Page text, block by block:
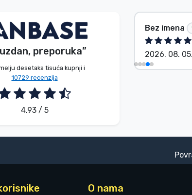
preporuka”
desetaka tisuća kupnji i
10729 recenzija
4.93 / 5
Bez imena Kupac
2026. 08. 05.
Bez imena
2026. 08. 05.
O nama